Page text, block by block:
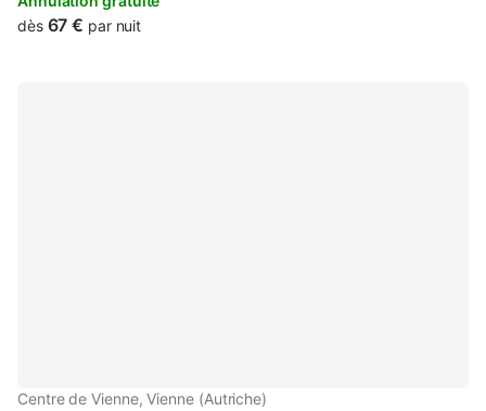
dès 67 € par nuit
Centre de Vienne, Vienne (Autriche)